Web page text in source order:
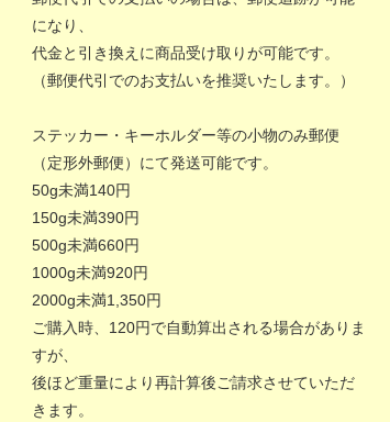
になり、
代金と引き換えに商品受け取りが可能です。
（郵便代引でのお支払いを推奨いたします。）
ステッカー・キーホルダー等の小物のみ郵便
（定形外郵便）にて発送可能です。
50g未満140円
150g未満390円
500g未満660円
1000g未満920円
2000g未満1,350円
ご購入時、120円で自動算出される場合がありま
すが、
後ほど重量により再計算後ご請求させていただ
きます。